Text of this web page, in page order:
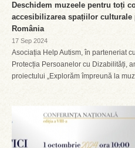
Deschidem muzeele pentru toți
accesibilizarea spațiilor
România
17 Sep 2024
Asociația Help Autism, în parteneriat
Protecția Persoanelor cu Dizabilități,
proiectului „Explorăm împreună la